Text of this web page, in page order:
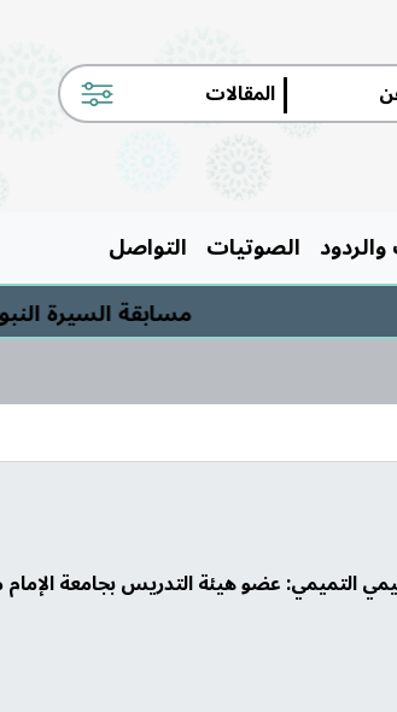
|
الصوتيات التواصل
مسابقة السيرة النبوية
|
التميمي: عضو هيئة التدريس بجامعة